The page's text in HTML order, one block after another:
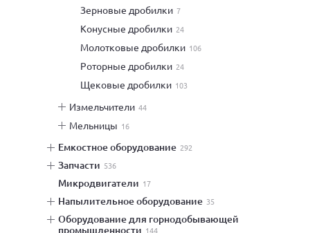
зерновые дробилки 7
конусные дробилки 24
молотковые дробилки 106
роторные дробилки 24
щековые дробилки 103
измельчители 44
мельницы 16
емкостное оборудование 292
запчасти 536
микродвигатели 17
напылительное оборудование 35
оборудование для горнодобывающей
промышленности 144